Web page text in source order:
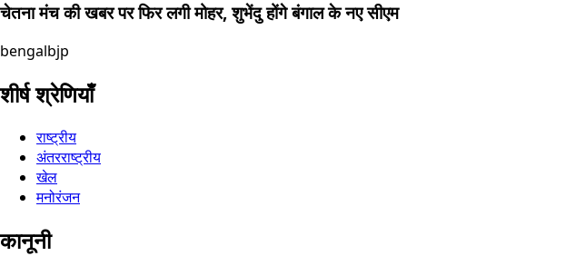
चेतना मंच की खबर पर फिर लगी मोहर, शुभेंदु होंगे बंगाल के नए सीएम
bengalbjp
शीर्ष श्रेणियाँ
राष्ट्रीय
अंतरराष्ट्रीय
खेल
मनोरंजन
कानूनी